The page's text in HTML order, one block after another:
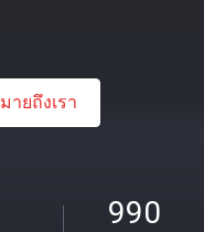
ายถึงเรา
990